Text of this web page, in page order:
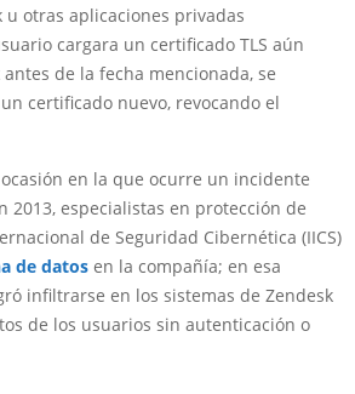
u otras aplicaciones privadas
cargara un certificado TLS aún
de la fecha mencionada, se
certificado nuevo, revocando el
en la que ocurre un incidente
2013, especialistas en protección de
de Seguridad Cibernética (IICS)
de datos en la compañía; en esa
infiltrarse en los sistemas de Zendesk
de los usuarios sin autenticación o